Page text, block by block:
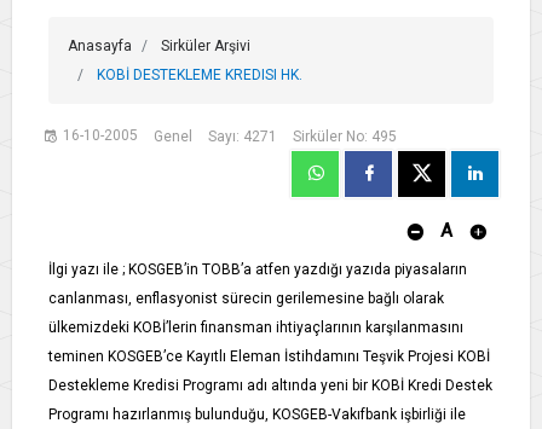
Anasayfa
Sirküler Arşivi
KOBİ DESTEKLEME KREDISI HK.
16-10-2005 Genel Sayı: 4271 Sirküler No: 495
A
İlgi yazı ile ; KOSGEB’in TOBB’a atfen yazdığı yazıda piyasaların
canlanması, enflasyonist sürecin gerilemesine bağlı olarak
ülkemizdeki KOBİ’lerin finansman ihtiyaçlarının karşılanmasını
teminen KOSGEB’ce Kayıtlı Eleman İstihdamını Teşvik Projesi KOBİ
Destekleme Kredisi Programı adı altında yeni bir KOBİ Kredi Destek
Programı hazırlanmış bulunduğu, KOSGEB-Vakıfbank işbirliği ile